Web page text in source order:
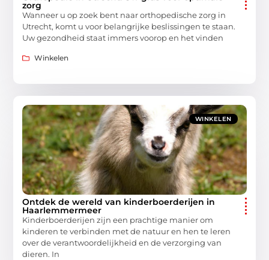
zorg
Wanneer u op zoek bent naar orthopedische zorg in
Utrecht, komt u voor belangrijke beslissingen te staan.
Uw gezondheid staat immers voorop en het vinden
Winkelen
WINKELEN
Ontdek de wereld van kinderboerderijen in
Haarlemmermeer
Kinderboerderijen zijn een prachtige manier om
kinderen te verbinden met de natuur en hen te leren
over de verantwoordelijkheid en de verzorging van
dieren. In